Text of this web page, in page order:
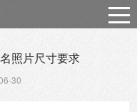
照片尺寸要求
30